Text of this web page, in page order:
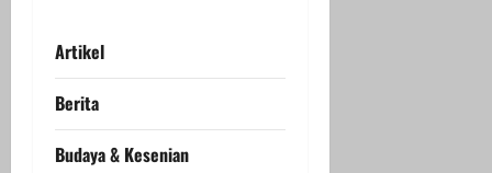
Artikel
Berita
Budaya & Kesenian